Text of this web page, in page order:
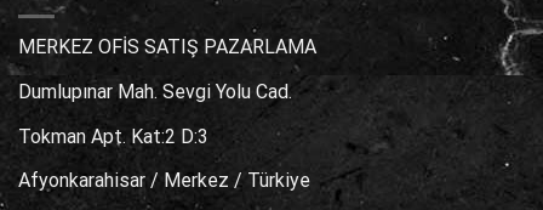
Seçimler
MERKEZ OFİS SATIŞ PAZARLAMA
Dumlupınar Mah. Sevgi Yolu Cad.
Tokman Apt. Kat:2 D:3
Afyonkarahisar / Merkez / Türkiye